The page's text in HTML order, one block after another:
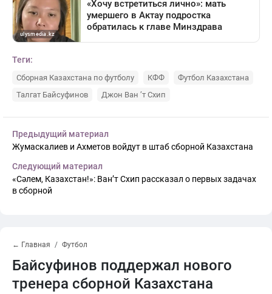
Теги:
Сборная Казахстана по футболу КФФ
Футбол Казахстана
Талгат Байсуфинов
Джон Ван ’т Схип
Предыдущий материал
Жумаскалиев и Ахметов войдут в штаб сборной Казахстана
Следующий материал
«Сәлем, Казахстан!»: Ван’т Схип рассказал о первых задачах
в сборной
← Главная Футбол
Байсуфинов поддержал нового
тренера сборной Казахстана